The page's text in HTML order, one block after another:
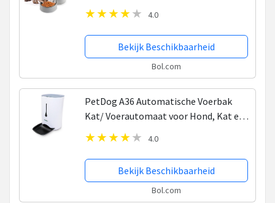
Voerbak Hond – Automatische Voerbak
Kat
4.0
Bekijk Beschikbaarheid
Bol.com
PetDog A36 Automatische Voerbak
Kat/ Voerautomaat voor Hond, Kat en
andere Huisdieren|Voer uw huisdier
automatisch op vaste tijden
4.0
Bekijk Beschikbaarheid
Bol.com